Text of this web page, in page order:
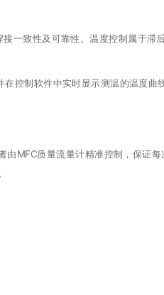
一致性及可靠性。温度控制属于滞
控制软件中实时显示测温的温度曲
MFC质量流量计精准控制，保证